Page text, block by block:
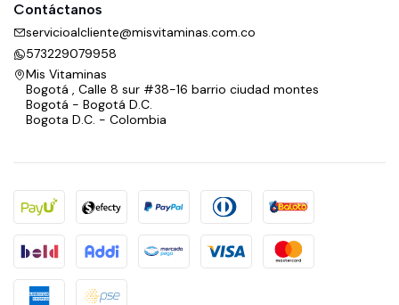
Contáctanos
servicioalcliente@misvitaminas.com.co
573229079958
Mis Vitaminas
Bogotá , Calle 8 sur #38-16 barrio ciudad montes
Bogotá - Bogotá D.C.
Bogota D.C. - Colombia